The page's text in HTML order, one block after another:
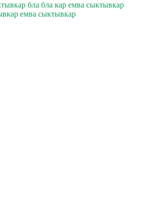
бла бла кар емва сыктывкар
емва сыктывкар